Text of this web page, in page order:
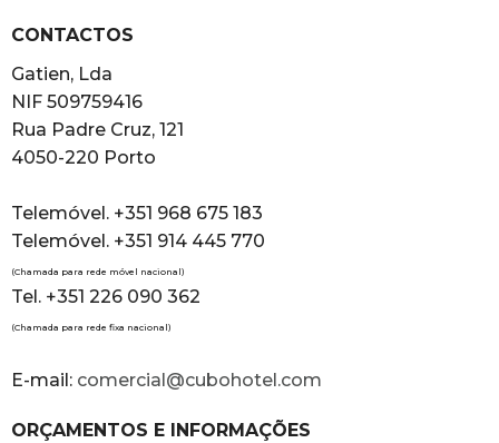
CONTACTOS
Gatien, Lda
NIF 509759416
Rua Padre Cruz, 121
4050-220 Porto
Telemóvel. +351 968 675 183
Telemóvel. +351 914 445 770
(Chamada para rede móvel nacional)
Tel. +351 226 090 362
(Chamada para rede fixa nacional)
E-mail: comercial@cubohotel.com
ORÇAMENTOS E INFORMAÇÕES